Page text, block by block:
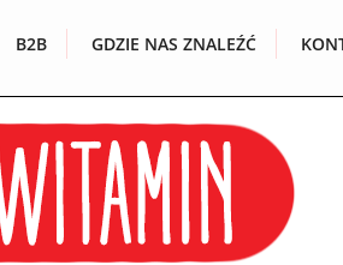
B2B GDZIE NAS ZNALEŹĆ